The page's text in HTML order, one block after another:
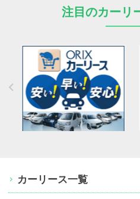
注目のカーリ
カーリース一覧